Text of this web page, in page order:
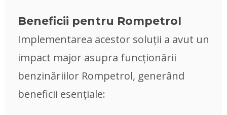
Beneficii pentru Rompetrol
Implementarea acestor soluții a avut un
impact major asupra funcționării
benzinăriilor Rompetrol, generând
beneficii esențiale: